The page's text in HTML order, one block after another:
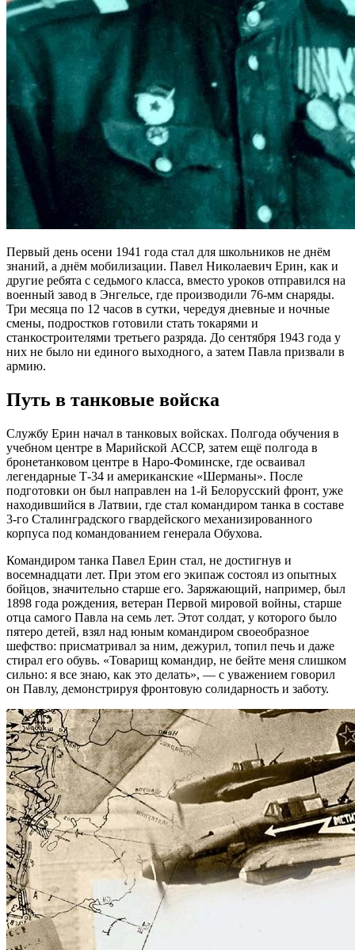
Первый день осени 1941 года стал для школьников не днём
знаний, а днём мобилизации. Павел Николаевич Ерин, как и
другие ребята с седьмого класса, вместо уроков отправился на
военный завод в Энгельсе, где производили 76-мм снаряды.
Три месяца по 12 часов в сутки, чередуя дневные и ночные
смены, подростков готовили стать токарями и
станкостроителями третьего разряда. До сентября 1943 года у
них не было ни единого выходного, а затем Павла призвали в
армию.
Путь в танковые войска
Службу Ерин начал в танковых войсках. Полгода обучения в
учебном центре в Марийской АССР, затем ещё полгода в
бронетанковом центре в Наро-Фоминске, где осваивал
легендарные Т-34 и американские «Шерманы». После
подготовки он был направлен на 1-й Белорусский фронт, уже
находившийся в Латвии, где стал командиром танка в составе
3-го Сталинградского гвардейского механизированного
корпуса под командованием генерала Обухова.
Командиром танка Павел Ерин стал, не достигнув и
восемнадцати лет. При этом его экипаж состоял из опытных
бойцов, значительно старше его. Заряжающий, например, был
1898 года рождения, ветеран Первой мировой войны, старше
отца самого Павла на семь лет. Этот солдат, у которого было
пятеро детей, взял над юным командиром своеобразное
шефство: присматривал за ним, дежурил, топил печь и даже
стирал его обувь. «Товарищ командир, не бейте меня слишком
сильно: я все знаю, как это делать», — с уважением говорил
он Павлу, демонстрируя фронтовую солидарность и заботу.